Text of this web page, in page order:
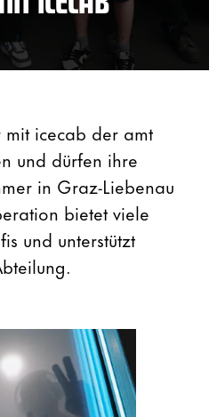
icecab der amt
und dürfen ihre
in Graz-Liebenau
bietet viele
und unterstützt